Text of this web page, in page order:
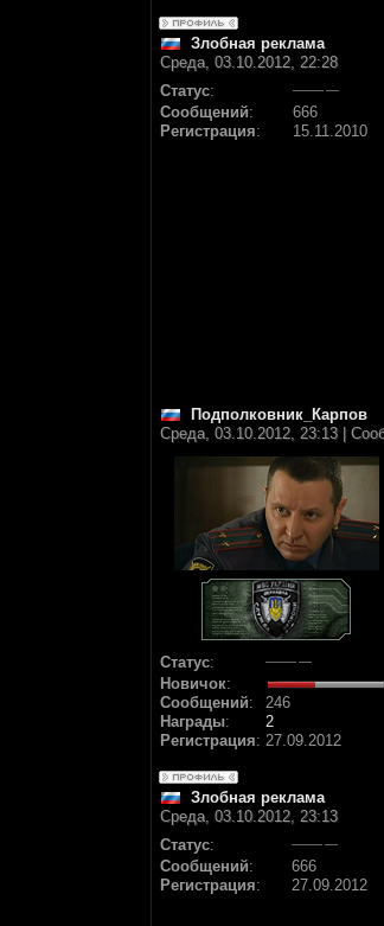
Злобная реклама
Среда, 03.10.2012, 22:28
Статус:
Сообщений:
666
Регистрация: 15.11.2010
Подполковник_Карпов
Среда, 03.10.2012, 23:13 |
Статус:
Новичок:
Сообщений:
246
Награды:
2
Регистрация: 27.09.2012
Злобная реклама
Среда, 03.10.2012, 23:13
Статус:
Сообщений:
666
Регистрация: 27.09.2012